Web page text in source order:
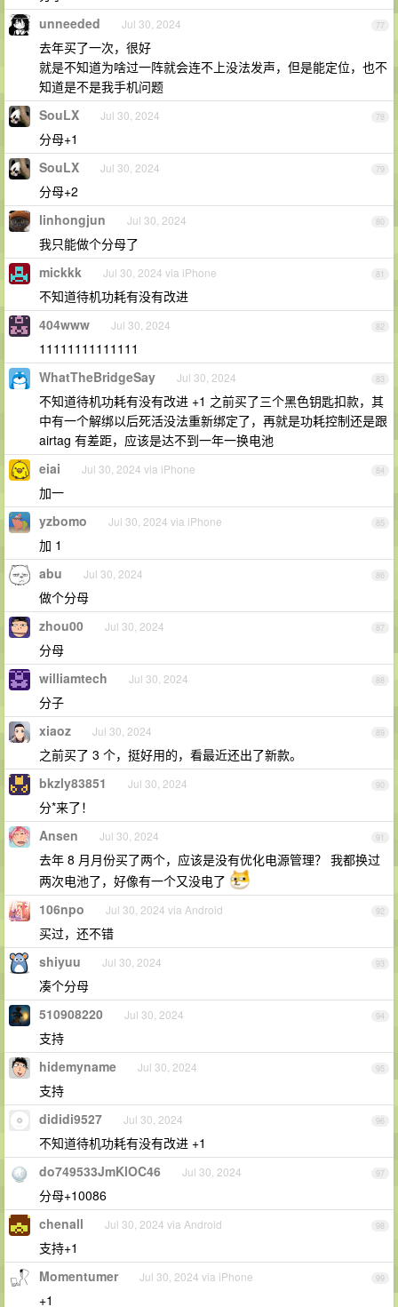
77
unneeded Jul 30, 2024
去年买了一次，很好
就是不知道为啥过一阵就会连不上没法发声，但是能定位，也不
知道是不是我手机问题
78
SouLX Jul 30, 2024
分母+1
79
SouLX Jul 30, 2024
分母+2
80
linhongjun Jul 30, 2024
我只能做个分母了
81
mickkk Jul 30, 2024 via iPhone
不知道待机功耗有没有改进
82
404www Jul 30, 2024
11111111111111
83
WhatTheBridgeSay Jul 30, 2024
不知道待机功耗有没有改进 +1 之前买了三个黑色钥匙扣款，其
中有一个解绑以后死活没法重新绑定了，再就是功耗控制还是跟
airtag 有差距，应该是达不到一年一换电池
84
eiai Jul 30, 2024 via iPhone
加一
85
yzbomo Jul 30, 2024 via iPhone
加 1
86
abu Jul 30, 2024
做个分母
87
zhou00 Jul 30, 2024
分母
88
williamtech Jul 30, 2024
分子
89
xiaoz Jul 30, 2024
之前买了 3 个，挺好用的，看最近还出了新款。
90
bkzly83851 Jul 30, 2024
分*来了！
91
Ansen Jul 30, 2024
去年 8 月月份买了两个，应该是没有优化电源管理？ 我都换过
两次电池了，好像有一个又没电了
92
106npo Jul 30, 2024 via Android
买过，还不错
93
shiyuu Jul 30, 2024
凑个分母
94
510908220 Jul 30, 2024
支持
95
hidemyname Jul 30, 2024
支持
96
dididi9527 Jul 30, 2024
不知道待机功耗有没有改进 +1
97
do749533JmKlOC46 Jul 30, 2024
分母+10086
98
chenall Jul 30, 2024 via Android
支持+1
99
Momentumer Jul 30, 2024 via iPhone
+1